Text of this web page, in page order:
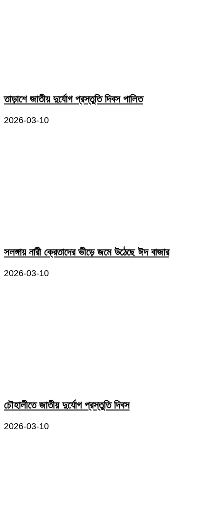
তাড়াশে জাতীয় দুর্যোগ প্রস্তুতি দিবস পালিত
2026-03-10
সলঙ্গায় নারী ক্রেতাদের ভীড়ে জমে উঠেছে ঈদ বাজার
2026-03-10
চৌহালীতে জাতীয় দুর্যোগ প্রস্তুতি দিবস
2026-03-10